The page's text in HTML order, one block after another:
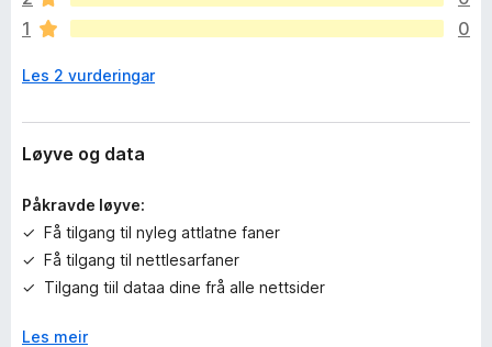
u
r
e
i
n
a
e
n
n
1
0
Les 2 vurderingar
Løyve og data
Påkravde løyve:
Få tilgang til nyleg attlatne faner
Få tilgang til nettlesarfaner
Tilgang tiil dataa dine frå alle nettsider
Les meir